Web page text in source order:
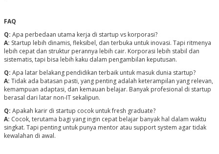
FAQ
Q: Apa perbedaan utama kerja di startup vs korporasi?
A: Startup lebih dinamis, fleksibel, dan terbuka untuk inovasi. Tapi ritmenya
lebih cepat dan struktur perannya lebih cair. Korporasi lebih stabil dan
sistematis, tapi bisa lebih kaku dalam pengambilan keputusan.
Q: Apa latar belakang pendidikan terbaik untuk masuk dunia startup?
A: Tidak ada batasan pasti, yang penting adalah keterampilan yang relevan,
kemampuan adaptasi, dan kemauan belajar. Banyak profesional di startup
berasal dari latar non-IT sekalipun.
Q: Apakah karir di startup cocok untuk fresh graduate?
A: Cocok, terutama bagi yang ingin cepat belajar banyak hal dalam waktu
singkat. Tapi penting untuk punya mentor atau support system agar tidak
kewalahan di awal.